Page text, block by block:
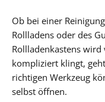
Ob bei einer
Rollladens oder des
Rollladenkastens
kompliziert klingt,
richtigen Werkzeug
selbst öffnen.